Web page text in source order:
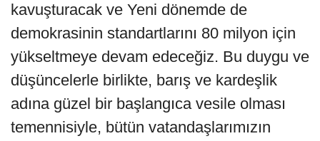
kavuşturacak ve Yeni dönemde de
demokrasinin standartlarını 80 milyon için
yükseltmeye devam edeceğiz. Bu duygu ve
düşüncelerle birlikte, barış ve kardeşlik
adına güzel bir başlangıca vesile olması
temennisiyle, bütün vatandaşlarımızın